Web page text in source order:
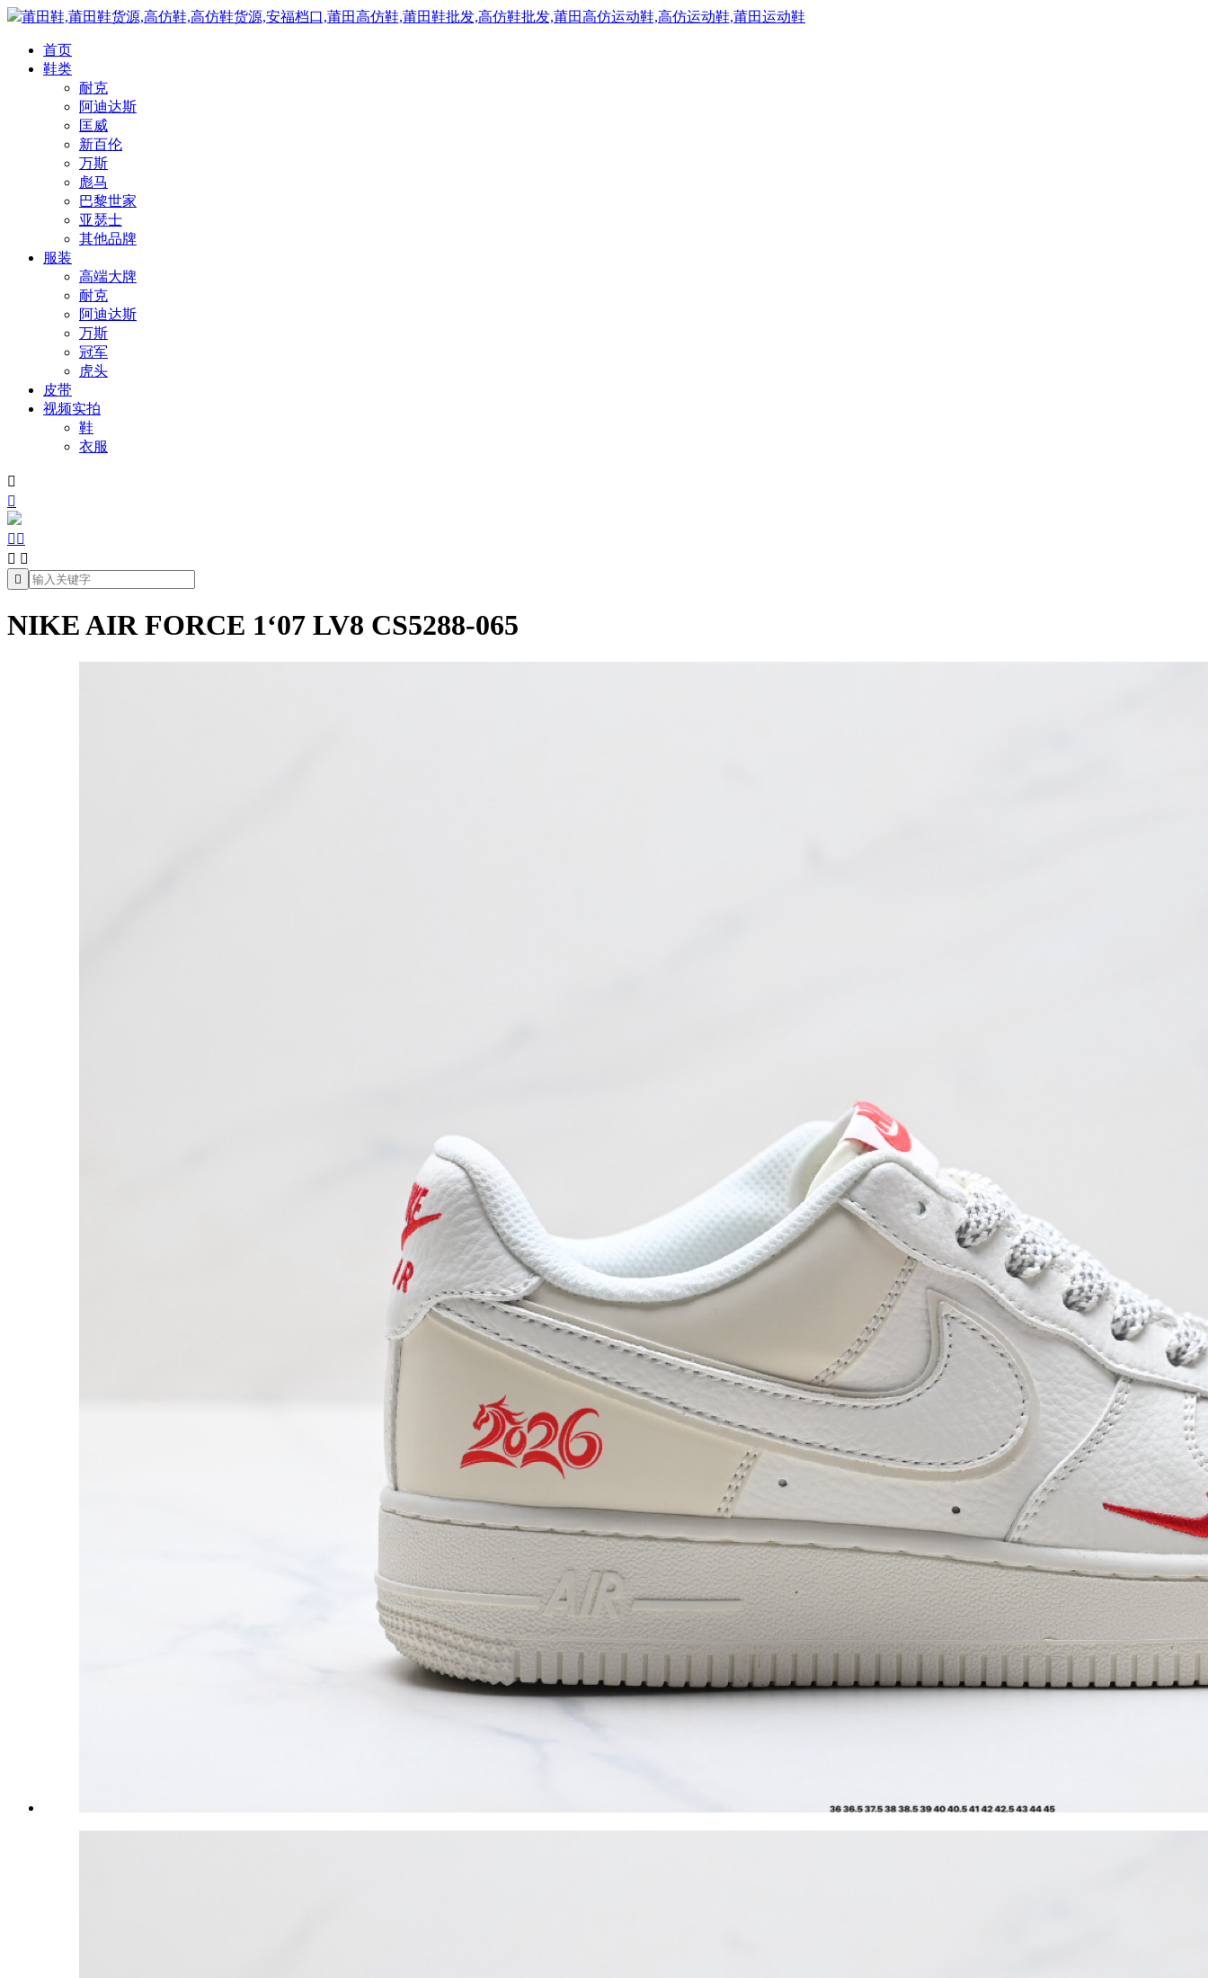
莆田鞋,莆田鞋货源,高仿鞋,高仿鞋货源,安福档口,莆田高仿鞋,莆田鞋批发,高仿鞋批发,莆田高仿运动鞋,高仿运动鞋,莆田运动鞋
首页
鞋类
耐克
阿迪达斯
匡威
新百伦
万斯
彪马
巴黎世家
亚瑟士
其他品牌
服装
高端大牌
耐克
阿迪达斯
万斯
冠军
虎头
皮带
视频实拍
鞋
衣服


 
 

NIKE AIR FORCE 1‘07 LV8 CS5288-065